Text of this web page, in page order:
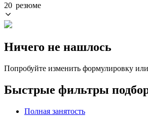
20 резюме
Ничего не нашлось
Попробуйте изменить формулировку
Быстрые фильтры
Полная занятость